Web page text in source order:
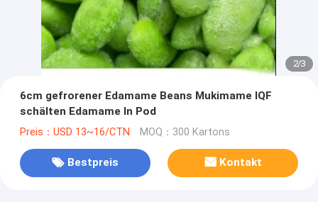
2/3
6cm gefrorener Edamame Beans Mukimame IQF
schälten Edamame In Pod
Preis：USD 13~16/CTN MOQ：300 Kartons
Bestpreis Kontakt